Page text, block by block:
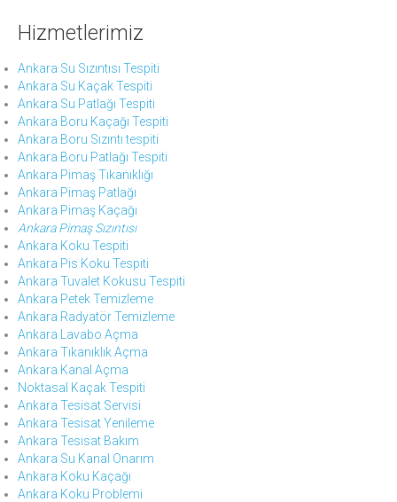
Hizmetlerimiz
Ankara Su Sızıntısı Tespiti
Ankara Su Kaçak Tespiti
Ankara Su Patlağı Tespiti
Ankara Boru Kaçağı Tespiti
Ankara Boru Sızıntı tespiti
Ankara Boru Patlağı Tespiti
Ankara Pimaş Tıkanıklığı
Ankara Pimaş Patlağı
Ankara Pimaş Kaçağı
Ankara Pimaş Sızıntısı
Ankara Koku Tespiti
Ankara Pis Koku Tespiti
Ankara Tuvalet Kokusu Tespiti
Ankara Petek Temizleme
Ankara Radyatör Temizleme
Ankara Lavabo Açma
Ankara Tıkanıklık Açma
Ankara Kanal Açma
Noktasal Kaçak Tespiti
Ankara Tesisat Servisi
Ankara Tesisat Yenileme
Ankara Tesisat Bakım
Ankara Su Kanal Onarım
Ankara Koku Kaçağı
Ankara Koku Problemi